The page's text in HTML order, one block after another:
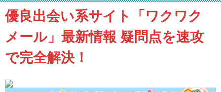
優良出会い系サイト「ワクワク
メール」最新情報 疑問点を速攻
で完全解決！